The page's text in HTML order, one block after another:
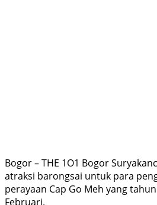
Bogor – THE 1O1 Bogor
atraksi barongsai untuk para
perayaan Cap Go Meh yang
Februari.